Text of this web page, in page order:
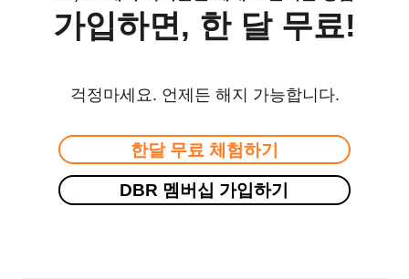
가입하면, 한 달 무료!
걱정마세요. 언제든 해지 가능합니다.
한달 무료 체험하기
DBR 멤버십 가입하기